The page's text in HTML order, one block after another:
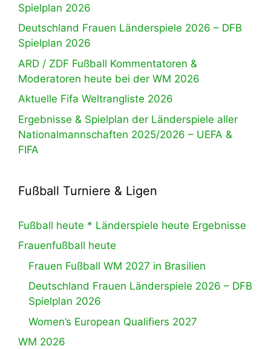
Spielplan 2026
Deutschland Frauen Länderspiele 2026 – DFB
Spielplan 2026
ARD / ZDF Fußball Kommentatoren &
Moderatoren heute bei der WM 2026
Aktuelle Fifa Weltrangliste 2026
Ergebnisse & Spielplan der Länderspiele aller
Nationalmannschaften 2025/2026 – UEFA &
FIFA
Fußball Turniere & Ligen
Fußball heute * Länderspiele heute Ergebnisse
Frauenfußball heute
Frauen Fußball WM 2027 in Brasilien
Deutschland Frauen Länderspiele 2026 – DFB
Spielplan 2026
Women’s European Qualifiers 2027
WM 2026